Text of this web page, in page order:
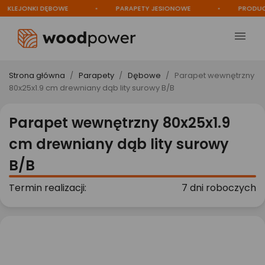
DĘBOWE PARAPETY JESIONOWE

Strona główna Parapety Dębowe
Parapet wewnętrzny
80x25x1.9 cm drewniany dąb lity surowy B/B
Parapet wewnętrzny 80x25x1.9
cm drewniany dąb lity surowy
B/B
Termin realizacji: 7 dni roboczych